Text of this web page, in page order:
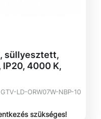
süllyesztett,
IP20, 4000 K,
GTV-LD-ORW07W-NBP-10
szükséges!